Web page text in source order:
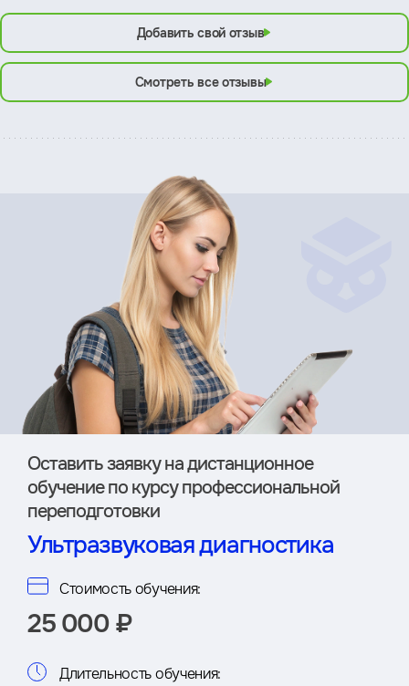
Добавить свой отзыв
Смотреть все отзывы
Оставить заявку на дистан­ционное
обучение по курсу профессиональной
переподготовки
Ультразвуковая диагностика
Стоимость обучения:
25 000 ₽
Длительность обучения: